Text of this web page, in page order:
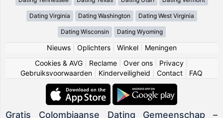
Dating Virginia Dating Washington Dating West Virginia
Dating Wisconsin Dating Wyoming
Nieuws| Oplichters| Winkel| Meningen
Cookies & AVG
Reclame Over ons Privacy
Gebruiksvoorwaarden
Kinderveiligheid Contact FAQ
Gratis Colombiaanse Dating Gemeenschap –